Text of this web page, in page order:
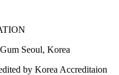
Seoul, Korea
by Korea Accreditaion